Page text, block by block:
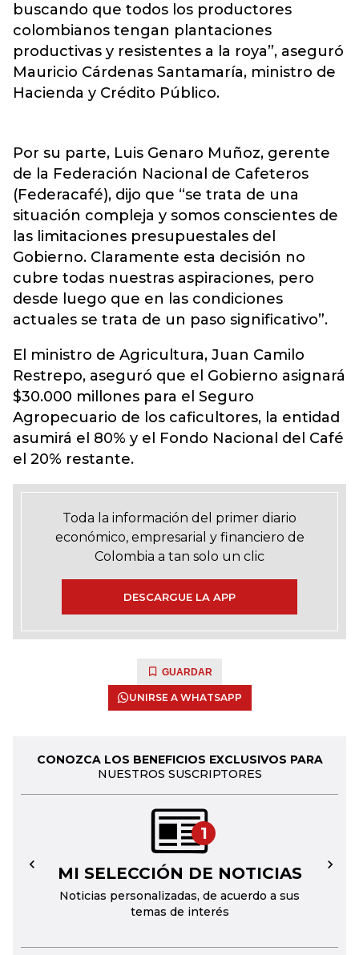
buscando que todos los productores
colombianos tengan plantaciones
productivas y resistentes a la roya”, aseguró
Mauricio Cárdenas Santamaría, ministro de
Hacienda y Crédito Público.
Por su parte, Luis Genaro Muñoz, gerente
de la Federación Nacional de Cafeteros
(Federacafé), dijo que “se trata de una
situación compleja y somos conscientes de
las limitaciones presupuestales del
Gobierno. Claramente esta decisión no
cubre todas nuestras aspiraciones, pero
desde luego que en las condiciones
actuales se trata de un paso significativo”.
El ministro de Agricultura, Juan Camilo
Restrepo, aseguró que el Gobierno asignará
$30.000 millones para el Seguro
Agropecuario de los caficultores, la entidad
asumirá el 80% y el Fondo Nacional del Café
el 20% restante.
Toda la información del primer diario
económico, empresarial y financiero de
Colombia a tan solo un clic
DESCARGUE LA APP
GUARDAR
UNIRSE A WHATSAPP
CONOZCA LOS BENEFICIOS EXCLUSIVOS PARA
NUESTROS SUSCRIPTORES
1
MI SELECCIÓN DE NOTICIAS
Noticias personalizadas, de acuerdo a sus
temas de interés
← →